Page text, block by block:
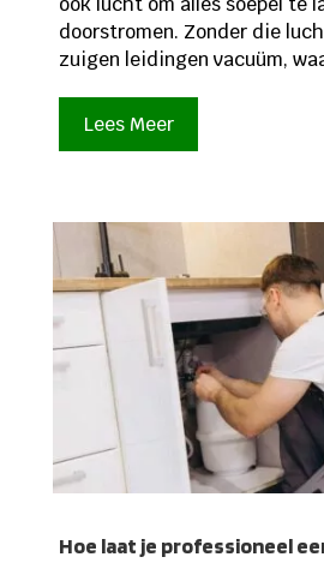
doorstromen. Zonder die
zuigen leidingen vacuüm,
Lees Meer
Hoe laat je professioneel